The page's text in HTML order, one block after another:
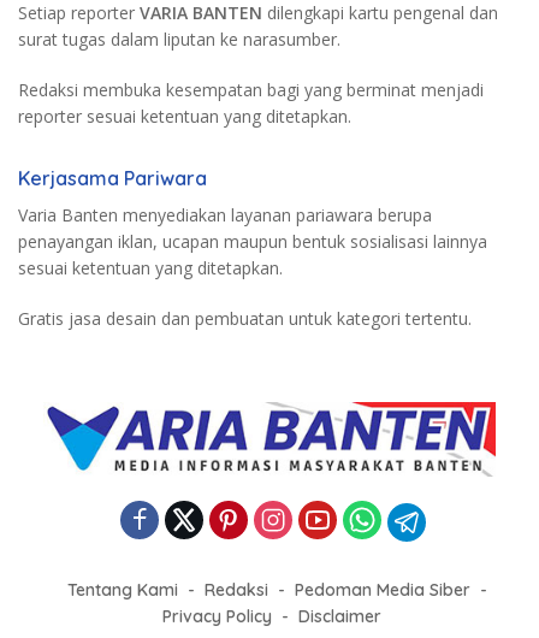
Setiap reporter VARIA BANTEN dilengkapi kartu pengenal dan
surat tugas dalam liputan ke narasumber.
Redaksi membuka kesempatan bagi yang berminat menjadi
reporter sesuai ketentuan yang ditetapkan.
Kerjasama Pariwara
Varia Banten menyediakan layanan pariawara berupa
penayangan iklan, ucapan maupun bentuk sosialisasi lainnya
sesuai ketentuan yang ditetapkan.
Gratis jasa desain dan pembuatan untuk kategori tertentu.
Tentang Kami Redaksi
Pedoman Media Siber
Privacy Policy
Disclaimer